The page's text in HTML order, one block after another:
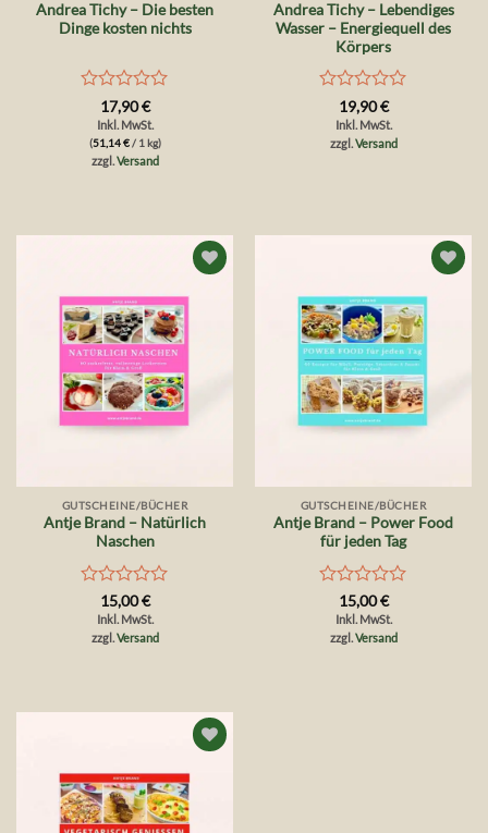
Andrea Tichy – Die besten
Dinge kosten nichts
Bewertet
mit
0
von
17,90€
Inkl. MwSt.
(51,14€/ 1 kg)
zzgl.Versand
Andrea Tichy – Lebendiges
Wasser – Energiequell des
Körpers
Bewertet
mit
von
19,90€
Inkl. MwSt.
zzgl.Versand
Wunschliste
GUTSCHEINE/BÜCHER
Antje Brand – Natürlich
Naschen
Bewertet
mit
15,00€
Inkl. MwSt.
zzgl.Versand
Wunschliste
GUTSCHEINE/BÜCHER
Antje Brand – Power Food
für jeden Tag
Bewertet
mit
15,00€
Inkl. MwSt.
zzgl.Versand
Wunschliste